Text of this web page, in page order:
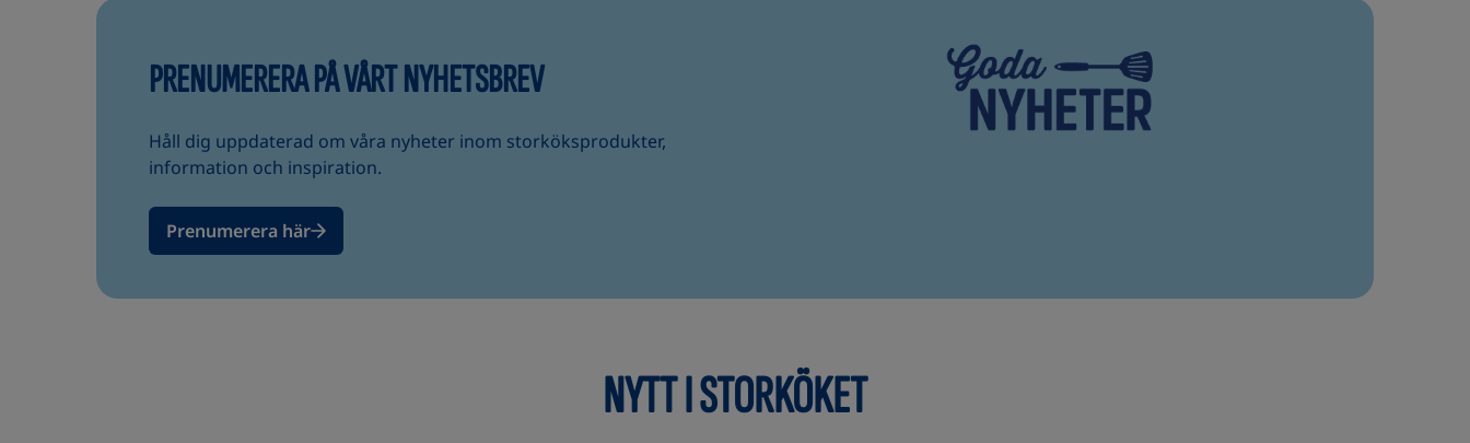
PRENUMERERA PÅ VÅRT NYHETSBREV
Håll dig uppdaterad om våra nyheter inom storköksprodukter,
information och inspiration.
Prenumerera här
NYTT I STORKÖKET